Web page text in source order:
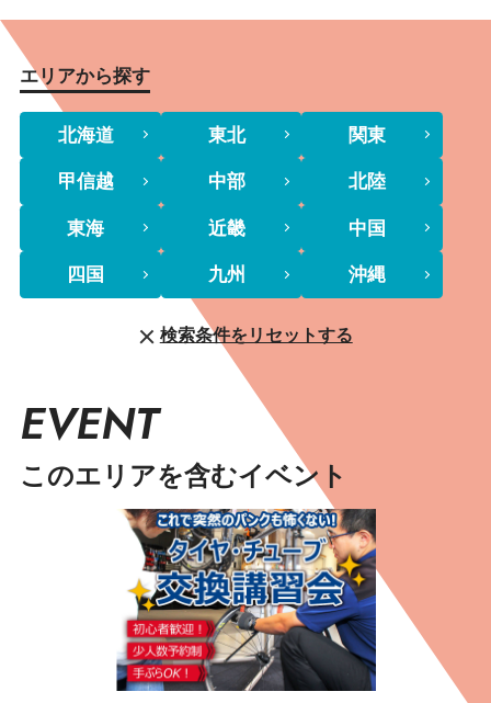
エリアから探す
北海道 東北 関東
甲信越 中部 北陸
東海 近畿 中国
四国 九州 沖縄
検索条件をリセットする
EVENT
このエリアを含むイベント